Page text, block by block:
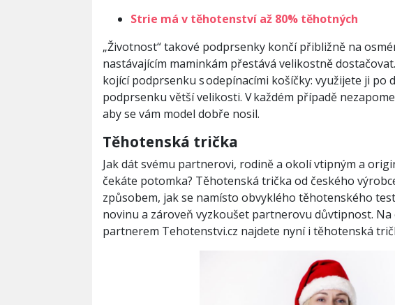
Strie má v těhotenství až 80% těhotných
„Životnost“ takové podprsenky končí přibližně na
nastávajícím maminkám přestává velikostně
kojící podprsenku s odepínacími košíčky: využijete ji po
podprsenku větší velikosti. V každém případě
aby se vám model dobře nosil.
Těhotenská trička
Jak dát svému partnerovi, rodině a okolí vtipným a
čekáte potomka? Těhotenská trička od českého
způsobem, jak se namísto obvyklého těhotenského
novinu a zároveň vyzkoušet partnerovu důvtipnost. Na
partnerem Tehotenstvi.cz najdete nyní i těhotenská